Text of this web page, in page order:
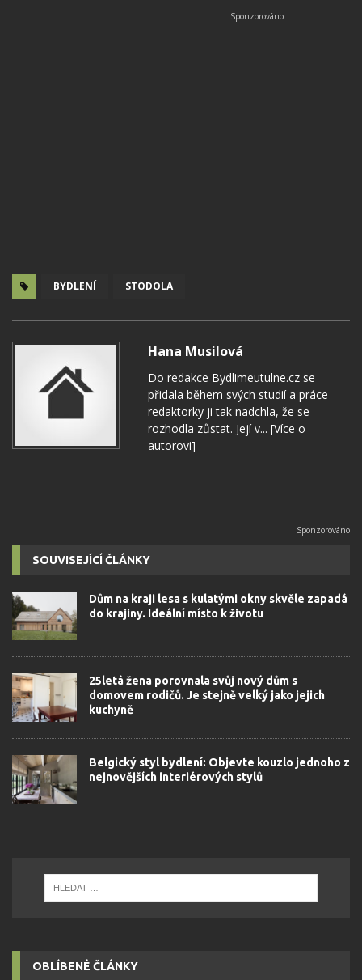
BYDLENÍ STODOLA
Hana Musilová
Do redakce Bydlimeutulne.cz se
přidala během svých studií a práce
redaktorky ji tak nadchla, že se
rozhodla zůstat. Její v... [Více o
autorovi]
SOUVISEJÍCÍ ČLÁNKY
Dům na kraji lesa s kulatými okny skvěle zapadá
do krajiny. Ideální místo k životu
25letá žena porovnala svůj nový dům s
domovem rodičů. Je stejně velký jako jejich
kuchyně
Belgický styl bydlení: Objevte kouzlo jednoho z
nejnovějších interiérových stylů
OBLÍBENÉ ČLÁNKY